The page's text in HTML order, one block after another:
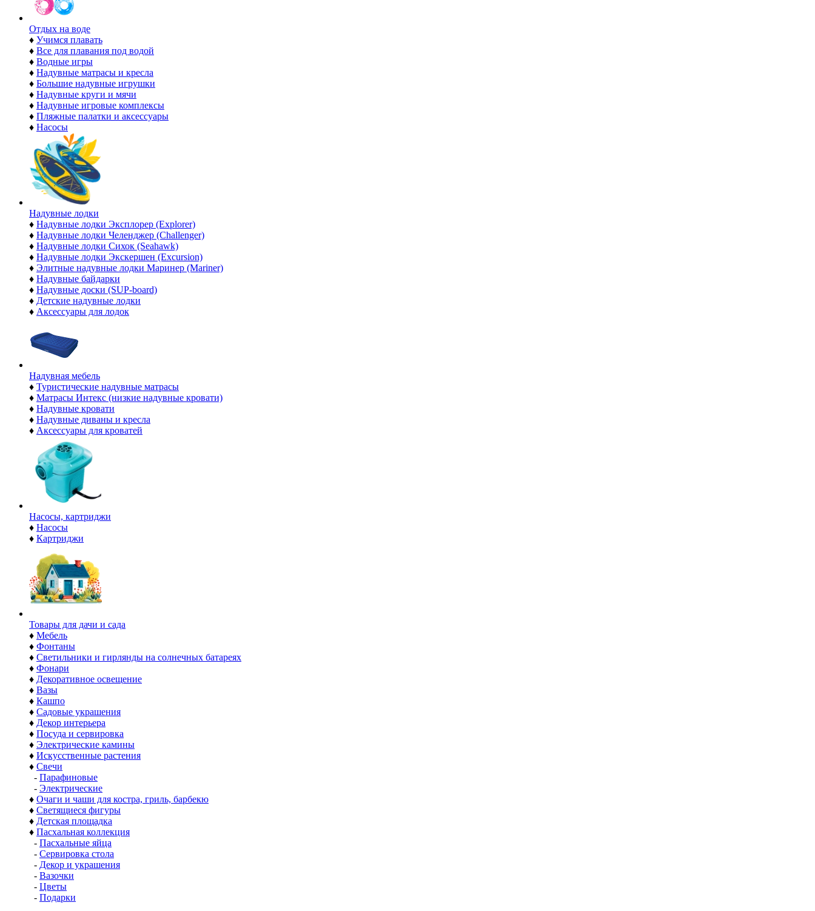
Отдых на воде
♦ Учимся плавать
♦ Все для плавания под водой
♦ Водные игры
♦ Надувные матрасы и кресла
♦ Большие надувные игрушки
♦ Надувные круги и мячи
♦ Надувные игровые комплексы
♦ Пляжные палатки и аксессуары
♦ Насосы
Надувные лодки
♦ Надувные лодки Эксплорер (Explorer)
♦ Надувные лодки Челенджер (Challenger)
♦ Надувные лодки Сихок (Seahawk)
♦ Надувные лодки Экскершен (Excursion)
♦ Элитные надувные лодки Маринер (Mariner)
♦ Надувные байдарки
♦ Надувные доски (SUP-board)
♦ Детские надувные лодки
♦ Аксессуары для лодок
Надувная мебель
♦ Туристические надувные матрасы
♦ Матрасы Интекс (низкие надувные кровати)
♦ Надувные кровати
♦ Надувные диваны и кресла
♦ Аксессуары для кроватей
Насосы, картриджи
♦ Насосы
♦ Картриджи
Товары для дачи и сада
♦ Мебель
♦ Фонтаны
♦ Светильники и гирлянды на солнечных батареях
♦ Фонари
♦ Декоративное освещение
♦ Вазы
♦ Кашпо
♦ Садовые украшения
♦ Декор интерьера
♦ Посуда и сервировка
♦ Электрические камины
♦ Искусственные растения
♦ Свечи
- Парафиновые
- Электрические
♦ Очаги и чаши для костра, гриль, барбекю
♦ Светящиеся фигуры
♦ Детская площадка
♦ Пасхальная коллекция
- Пасхальные яйца
- Сервировка стола
- Декор и украшения
- Вазочки
- Цветы
- Подарки